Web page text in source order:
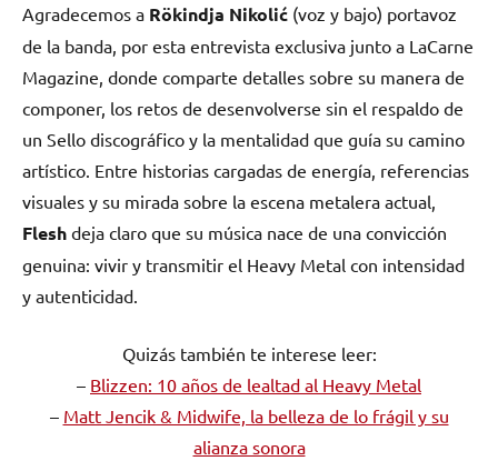
Agradecemos a Rökindja Nikolić (voz y bajo) portavoz
de la banda, por esta entrevista exclusiva junto a LaCarne
Magazine, donde comparte detalles sobre su manera de
componer, los retos de desenvolverse sin el respaldo de
un Sello discográfico y la mentalidad que guía su camino
artístico. Entre historias cargadas de energía, referencias
visuales y su mirada sobre la escena metalera actual,
Flesh deja claro que su música nace de una convicción
genuina: vivir y transmitir el Heavy Metal con intensidad
y autenticidad.
Quizás también te interese leer:
– Blizzen: 10 años de lealtad al Heavy Metal
– Matt Jencik & Midwife, la belleza de lo frágil y su
alianza sonora